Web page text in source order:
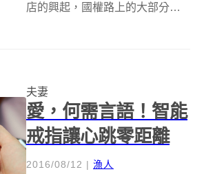
店的興起，國權路上的大部分書
曉得在國權路這個一般的城市街
區裡，是不是...
夫妻
愛，何需言語！智能
戒指讓心跳零距離
2016/08/12 | 漁人